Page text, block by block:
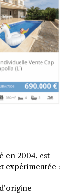
en 2004, est
expérimentée :